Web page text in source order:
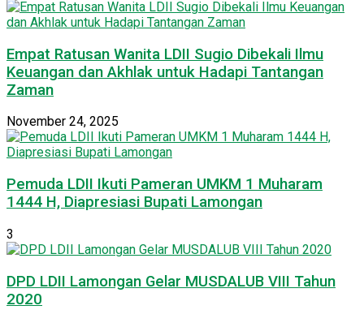
Empat Ratusan Wanita LDII Sugio Dibekali Ilmu
Keuangan dan Akhlak untuk Hadapi Tantangan
Zaman
November 24, 2025
Pemuda LDII Ikuti Pameran UMKM 1 Muharam
1444 H, Diapresiasi Bupati Lamongan
3
DPD LDII Lamongan Gelar MUSDALUB VIII Tahun
2020